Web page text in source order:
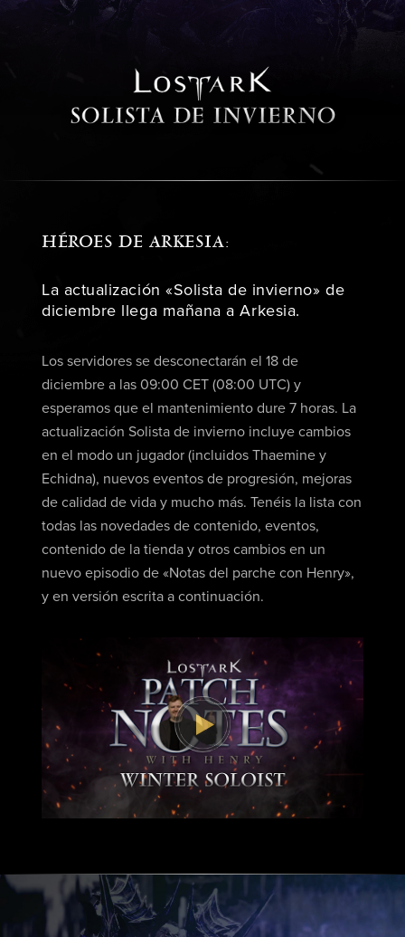
HÉROES DE ARKESIA:
La actualización «Solista de invierno» de
diciembre llega mañana a Arkesia.
Los servidores se desconectarán el 18 de
diciembre a las 09:00 CET (08:00 UTC) y
esperamos que el mantenimiento dure 7 horas. La
actualización Solista de invierno incluye cambios
en el modo un jugador (incluidos Thaemine y
Echidna), nuevos eventos de progresión, mejoras
de calidad de vida y mucho más. Tenéis la lista con
todas las novedades de contenido, eventos,
contenido de la tienda y otros cambios en un
nuevo episodio de «Notas del parche con Henry»,
y en versión escrita a continuación.